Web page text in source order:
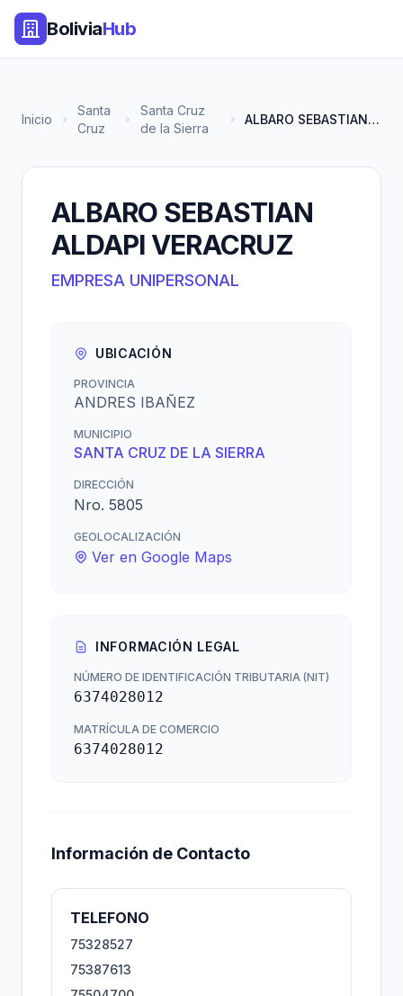
BoliviaHub
Inicio
Santa
Cruz
Santa Cruz
de la Sierra
ALBARO SEBASTIAN ALDAPI VERACR...
ALBARO SEBASTIAN
ALDAPI VERACRUZ
EMPRESA UNIPERSONAL
UBICACIÓN
PROVINCIA
ANDRES IBAÑEZ
MUNICIPIO
SANTA CRUZ DE LA SIERRA
DIRECCIÓN
Nro. 5805
GEOLOCALIZACIÓN
Ver en Google Maps
INFORMACIÓN LEGAL
NÚMERO DE IDENTIFICACIÓN TRIBUTARIA (NIT)
6374028012
MATRÍCULA DE COMERCIO
6374028012
Información de Contacto
TELEFONO
75328527
75387613